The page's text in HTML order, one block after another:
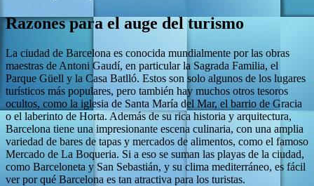
Razones para el auge del turismo
La ciudad de Barcelona es conocida mundialmente por las obras
maestras de Antoni Gaudí, en particular la Sagrada Familia, el
Parque Güell y la Casa Batlló. Estos son solo algunos de los lugares
turísticos más populares, pero también hay muchos otros tesoros
ocultos, como la iglesia de Santa María del Mar, el barrio de Gracia
o el laberinto de Horta. Además de su rica historia y arquitectura,
Barcelona tiene una impresionante escena culinaria, con una amplia
variedad de bares de tapas y mercados de alimentos, como el famoso
Mercado de La Boqueria. Si a eso se suman las playas de la ciudad,
como Barceloneta y San Sebastián, y su clima mediterráneo, es fácil
ver por qué Barcelona es tan atractiva para los turistas.